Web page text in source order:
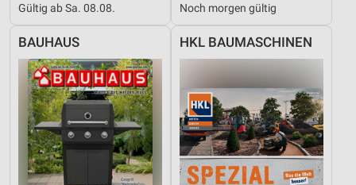
Gültig ab Sa. 08.08. Noch morgen gültig
BAUHAUS HKL BAUMASCHINEN